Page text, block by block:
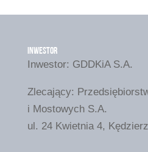
inwestor
Inwestor: GDDKiA S.A.
Zlecający:
i Mostowych S.A.
ul. 24 Kwietnia 4,